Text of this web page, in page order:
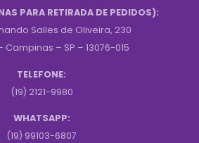
PARA RETIRADA DE PEDIDOS):
Salles de Oliveira, 230
Campinas – SP – 13076-015
TELEFONE:
(19) 2121-9980
WHATSAPP:
(19) 99103-6807